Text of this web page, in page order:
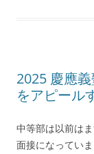
2025 慶應
をアピール
中等部は以前は
面接になっていま